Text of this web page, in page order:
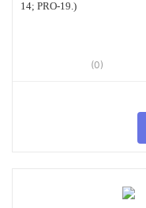
14; PRO-19.)
(0)